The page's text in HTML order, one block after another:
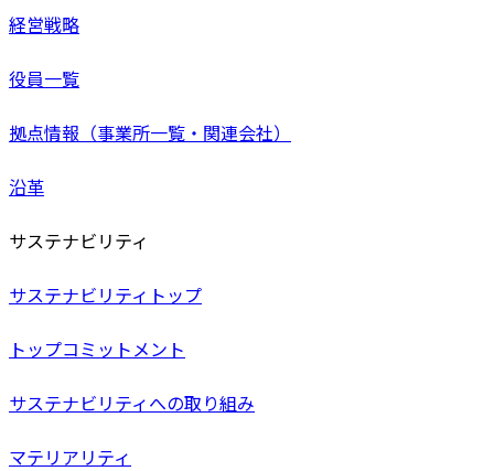
経営戦略
役員一覧
拠点情報（事業所一覧・関連会社）
沿革
サステナビリティ
サステナビリティトップ
トップコミットメント
サステナビリティへの取り組み
マテリアリティ